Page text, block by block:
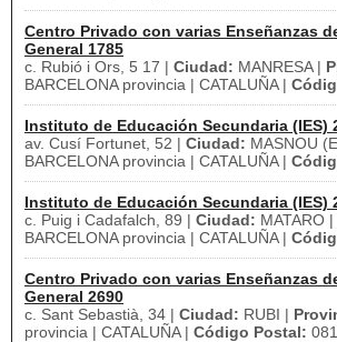
Centro Privado con varias Enseñanzas
General 1785
c. Rubió i Ors, 5 17 | Ciudad: MANRESA |
BARCELONA provincia | CATALUÑA |
Instituto de Educación Secundaria (IES)
av. Cusí Fortunet, 52 | Ciudad: MASNOU
BARCELONA provincia | CATALUÑA |
Instituto de Educación Secundaria (IES)
c. Puig i Cadafalch, 89 | Ciudad: MATARO |
BARCELONA provincia | CATALUÑA |
Centro Privado con varias Enseñanzas
General 2690
c. Sant Sebastià, 34 | Ciudad: RUBI |
provincia | CATALUÑA | Código Postal: